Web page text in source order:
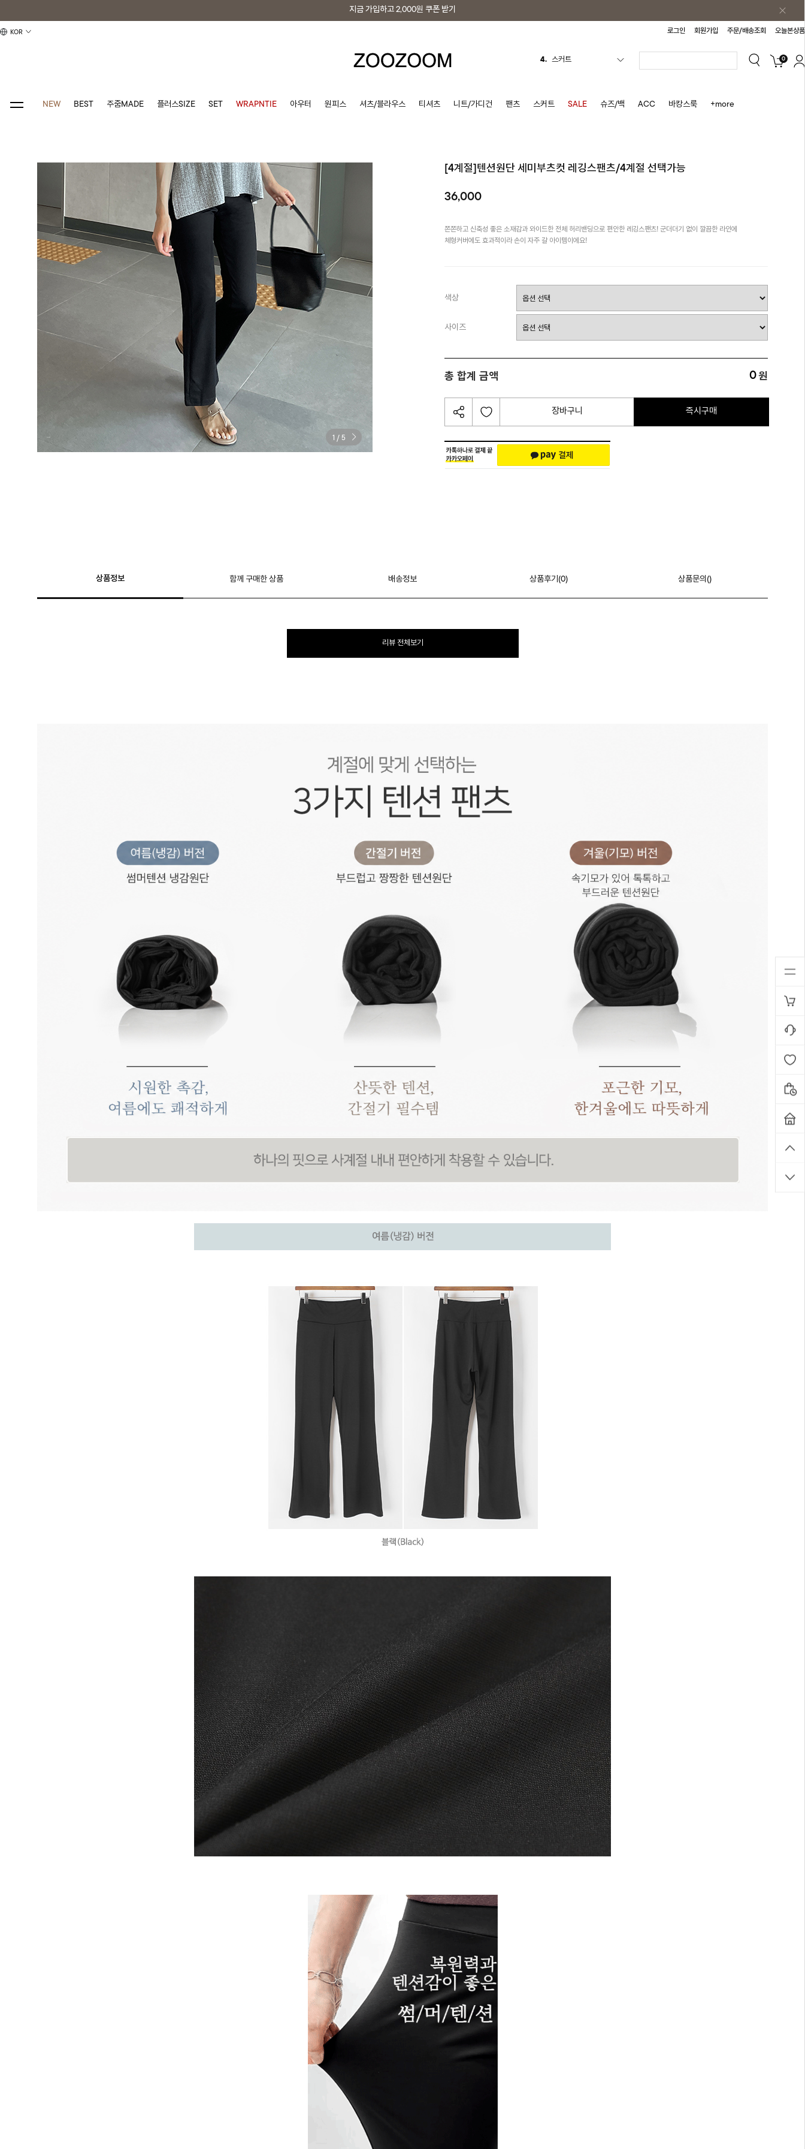
지금 가입하고 2,000원 쿠폰 받기
KOR 로그인 회원가입 주문/배송조회 오늘본상품
5. 반바지
7.
1. 원피스
4. 스커트
0
NEW BEST 주줌MADE 플러스SIZE SET WRAPNTIE 아우터 원피스 셔츠/블라우스 티셔츠 니트/가디건 팬츠 스커트 SALE 슈즈/백 ACC 바캉스룩 +more
1 / 5
[4계절]텐션원단 세미부츠컷 레깅스팬츠/4계절 선택가능
36,000
쫀쫀하고 신축성 좋은 소재감과 와이드한 전체 허리밴딩으로 편안한 레깅스팬츠! 군더더기 없이 깔끔한 라인에
체형커버에도 효과적이라 손이 자주 갈 아이템이에요!
색상
사이즈
총 합계 금액 0원
장바구니 즉시구매
상품정보 함께 구매한 상품 배송정보 상품후기(0) 상품문의()
리뷰 전체보기